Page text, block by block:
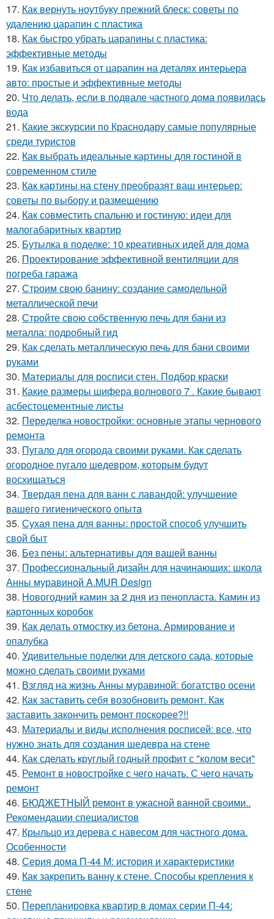
17. Как вернуть ноутбуку прежний блеск: советы по
удалению царапин с пластика
18. Как быстро убрать царапины с пластика:
эффективные методы
19. Как избавиться от царапин на деталях интерьера
авто: простые и эффективные методы
20. Что делать, если в подвале частного дома появилась
вода
21. Какие экскурсии по Краснодару самые популярные
среди туристов
22. Как выбрать идеальные картины для гостиной в
современном стиле
23. Как картины на стену преобразят ваш интерьер:
советы по выбору и размещению
24. Как совместить спальню и гостиную: идеи для
малогабаритных квартир
25. Бутылка в поделке: 10 креативных идей для дома
26. Проектирование эффективной вентиляции для
погреба гаража
27. Строим свою банину: создание самодельной
металлической печи
28. Стройте свою собственную печь для бани из
металла: подробный гид
29. Как сделать металлическую печь для бани своими
руками
30. Материалы для росписи стен. Подбор краски
31. Какие размеры шифера волнового 7 . Какие бывают
асбестоцементные листы
32. Переделка новостройки: основные этапы чернового
ремонта
33. Пугало для огорода своими руками. Как сделать
огородное пугало шедевром, которым будут
восхищаться
34. Твердая пена для ванн с лавандой: улучшение
вашего гигиенического опыта
35. Сухая пена для ванны: простой способ улучшить
свой быт
36. Без пены: альтернативы для вашей ванны
37. Профессиональный дизайн для начинающих: школа
Анны муравиной A.MUR Design
38. Новогодний камин за 2 дня из пенопласта. Камин из
картонных коробок
39. Как делать отмостку из бетона. Армирование и
опалубка
40. Удивительные поделки для детского сада, которые
можно сделать своими руками
41. Взгляд на жизнь Анны муравиной: богатство осени
42. Как заставить себя возобновить ремонт. Как
заставить закончить ремонт поскорее?!!
43. Материалы и виды исполнения росписей: все, что
нужно знать для создания шедевра на стене
44. Как сделать круглый годный профит с "колом веси"
45. Ремонт в новостройке с чего начать. С чего начать
ремонт
46. БЮДЖЕТНЫЙ ремонт в ужасной ванной своими..
Рекомендации специалистов
47. Крыльцо из дерева с навесом для частного дома.
Особенности
48. Серия дома П-44 М: история и характеристики
49. Как закрепить ванну к стене. Способы крепления к
стене
50. Перепланировка квартир в домах серии П-44: